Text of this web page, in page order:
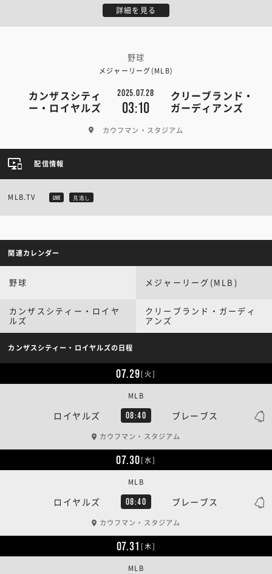
詳細を見る
野球
メジャーリーグ(MLB)
カンザスシティ
ー・ロイヤルズ
2025.07.28
03:10
クリーブランド・
ガーディアンズ
カウフマン・スタジアム
配信情報
MLB.TV LIVE 見逃し
関連カレンダー
野球 メジャーリーグ(MLB)
カンザスシティー・ロイヤ
ルズ
クリーブランド・ガーディ
アンズ
カンザスシティー・ロイヤルズの日程
07.29[火]
ロイヤルズ 08:40 ブレーブス
MLB
カウフマン・スタジアム
07.30[水]
ロイヤルズ 08:40 ブレーブス
MLB
カウフマン・スタジアム
07.31 [木]
MLB